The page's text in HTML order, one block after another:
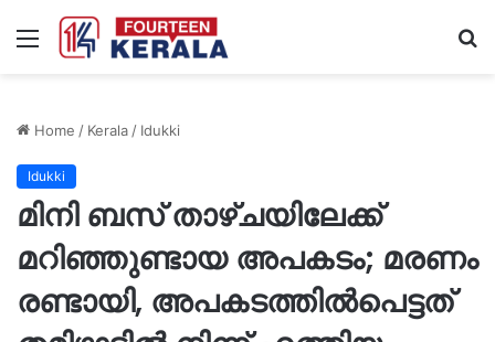
Menu
Home / Kerala/ Idukki
Idukki
മിനി ബസ് താഴ്ചയിലേക്ക്
മറിഞ്ഞുണ്ടായ അപകടം; മരണം
രണ്ടായി, അപകടത്തിൽപെട്ടത്